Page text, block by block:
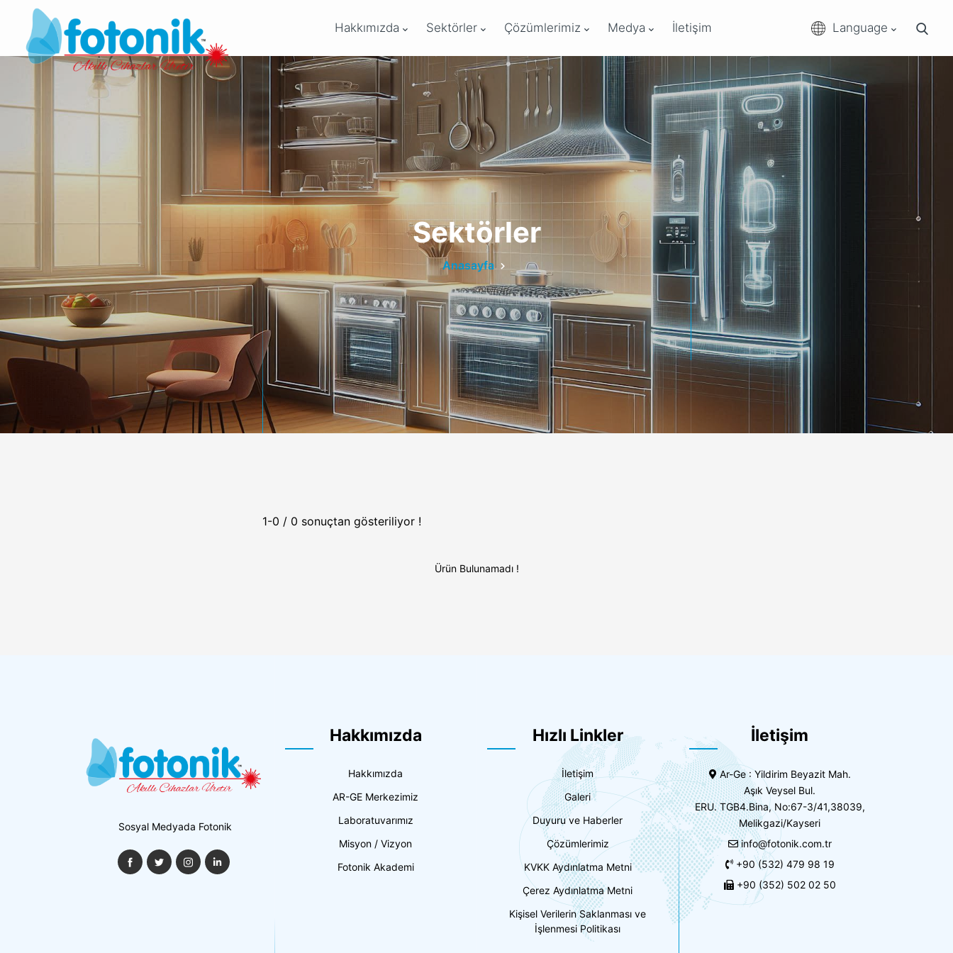
Hakkımızda Sektörler Çözümlerimiz Medya İletişim Language
Sektörler
Anasayfa
1-0 / 0 sonuçtan gösteriliyor !
Ürün Bulunamadı !
Sosyal Medyada Fotonik
Hakkımızda
Hakkımızda
AR-GE Merkezimiz
Laboratuvarımız
Misyon / Vizyon
Fotonik Akademi
Hızlı Linkler
İletişim
Galeri
Duyuru ve Haberler
Çözümlerimiz
KVKK Aydınlatma Metni
Çerez Aydınlatma Metni
Kişisel Verilerin Saklanması ve
İşlenmesi Politikası
İletişim
Ar-Ge : Yildirim Beyazit Mah.
Aşık Veysel Bul.
ERU. TGB4.Bina, No:67-3/41,38039,
Melikgazi/Kayseri
info@fotonik.com.tr
+90 (532) 479 98 19
+90 (352) 502 02 50